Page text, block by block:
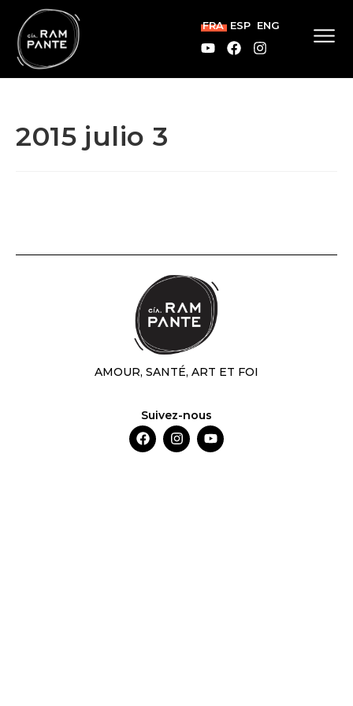
FRA ESP ENG
2015 julio 3
AMOUR, SANTÉ, ART ET FOI
Suivez-nous